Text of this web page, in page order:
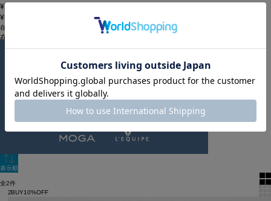
¥20,000~¥49,999
¥50,000~
在庫
在庫なしを含む
この条件で検索
新着順
単色表示
表示順
全2件
2BUY10%OFF